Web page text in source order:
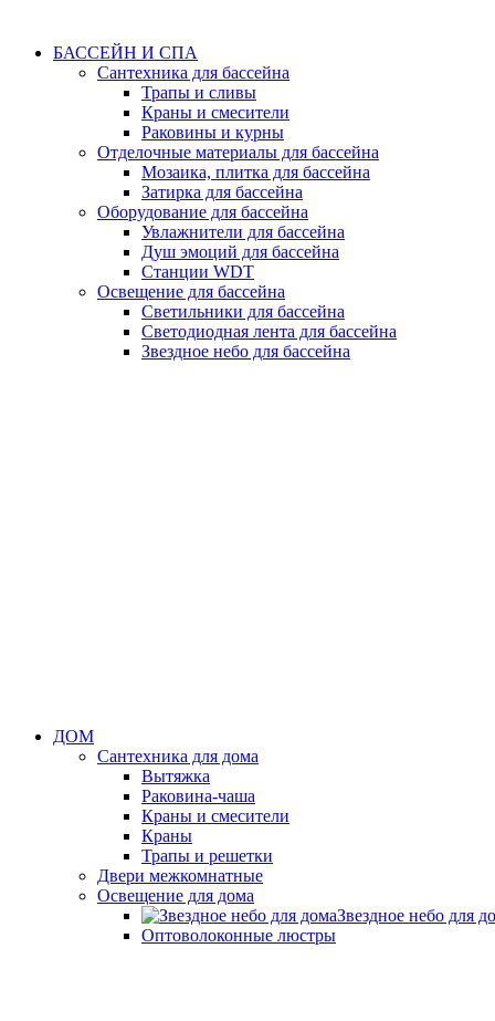
БАССЕЙН И СПА
Сантехника для бассейна
Трапы и сливы
Краны и смесители
Раковины и курны
Отделочные материалы для бассейна
Мозаика, плитка для бассейна
Затирка для бассейна
Оборудование для бассейна
Увлажнители для бассейна
Душ эмоций для бассейна
Станции WDT
Освещение для бассейна
Светильники для бассейна
Светодиодная лента для бассейна
Звездное небо для бассейна
ДОМ
Сантехника для дома
Вытяжка
Раковина-чаша
Краны и смесители
Краны
Трапы и решетки
Двери межкомнатные
Освещение для дома
Звездное небо для
Оптоволоконные люстры